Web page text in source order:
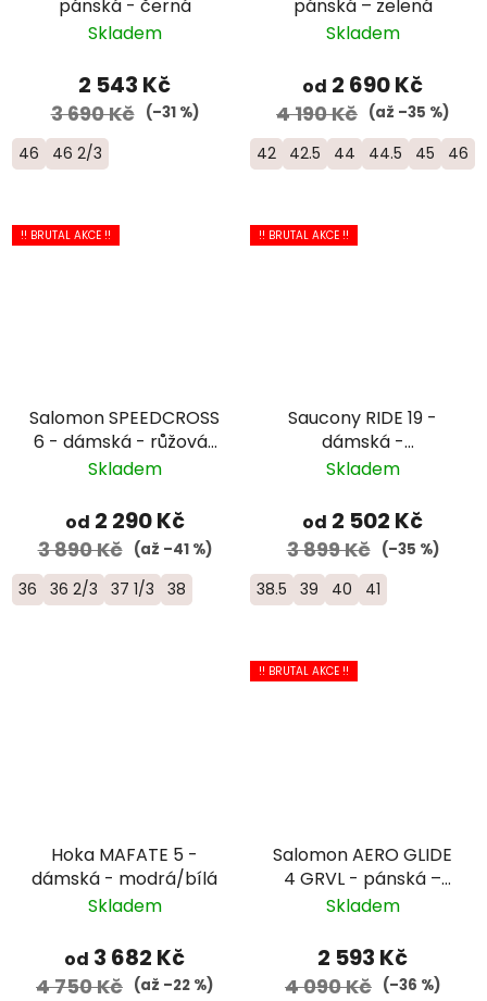
pánská - černá
Skladem
2 543 Kč
3 690 Kč (–31 %)
46 46 2/3
pánská – zelená
Skladem
od 2 690 Kč
4 190 Kč (až –35 %)
42 42.5 44 44.5 45 46
!! BRUTAL AKCE !!
Salomon SPEEDCROSS
6 - dámská - růžová/
červená
Skladem
od 2 290 Kč
3 890 Kč (až –41 %)
36 36 2/3 37 1/3 38
!! BRUTAL AKCE !!
Saucony RIDE 19 -
dámská -
oranžová/bílá
Skladem
od 2 502 Kč
3 899 Kč (–35 %)
38.5 39 40 41
Hoka MAFATE 5 -
dámská - modrá/bílá
Skladem
od 3 682 Kč
4 750 Kč (až –22 %)
!! BRUTAL AKCE !!
Salomon AERO GLIDE
4 GRVL - pánská –
žlutá/šedá
Skladem
2 593 Kč
4 090 Kč (–36 %)